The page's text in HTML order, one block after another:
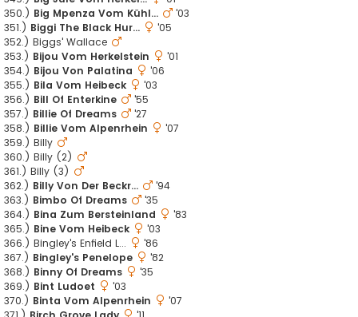
350.) Big Mpenza Vom Kühl...
'03
351.) Biggi The Black Hur...
'05
352.) Biggs' Wallace
353.) Bijou Vom Herkelstein
'01
354.) Bijou Von Palatina
'06
355.) Bila Vom Heibeck
'03
356.) Bill Of Enterkine
'55
357.) Billie Of Dreams
'27
358.) Billie Vom Alpenrhein
'07
359.) Billy
360.) Billy (2)
361.) Billy (3)
362.) Billy Von Der Beckr...
'94
363.) Bimbo Of Dreams
'35
364.) Bina Zum Bersteinland
'83
365.) Bine Vom Heibeck
'03
366.) Bingley's Enfield L...
'86
367.) Bingley's Penelope
'82
368.) Binny Of Dreams
'35
369.) Bint Ludoet
'03
370.) Binta Vom Alpenrhein
'07